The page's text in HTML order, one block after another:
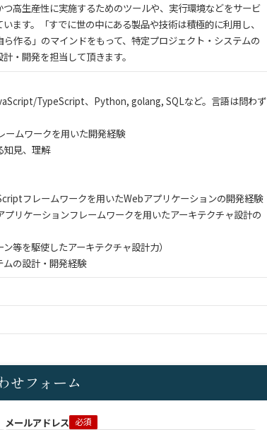
高生産性に実施するためのツールや、実行環境などをサービ
ます。「すでに世の中にある製品や技術は積極的に利用し、
作る」のマインドをもって、特定プロジェクト・システムの
・開発を担当して頂きます。
TypeScript、Python, golang, SQLなど。言語は問わず
ームワークを用いた開発経験
知見、理解
フレームワークを用いたWebアプリケーションの開発経験
リケーションフレームワークを用いたアーキテクチャ設計の
等を駆使したアーキテクチャ設計力）
ムの設計・開発経験
せフォーム
メールアドレス 必須